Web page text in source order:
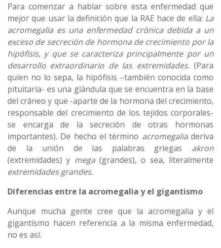
Para comenzar a hablar sobre esta enfermedad que
mejor que usar la definición que la RAE hace de ella: La
acromegalia es una enfermedad crónica debida a un
exceso de secreción de hormona de crecimiento por la
hipófisis, y que se caracteriza principalmente por un
desarrollo extraordinario de las extremidades. (Para
quien no lo sepa, la hipófisis –también conocida como
pituitaria- es una glándula que se encuentra en la base
del cráneo y que -aparte de la hormona del crecimiento,
responsable del crecimiento de los tejidos corporales-
se encarga de la secreción de otras hormonas
importantes). De hecho el término acromegaliaderiva
de la unión de las palabras griegas akron
(extremidades) y mega(grandes), o sea, literalmente
extremidades grandes.
Diferencias entre la acromegalia y el gigantismo
Aunque mucha gente cree que la acromegalia y el
gigantismo hacen referencia a la misma enfermedad,
no es así.